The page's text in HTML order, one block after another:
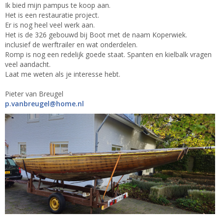
Ik bied mijn pampus te koop aan.
Het is een restauratie project.
Er is nog heel veel werk aan.
Het is de 326 gebouwd bij Boot met de naam Koperwiek.
inclusief de werftrailer en wat onderdelen.
Romp is nog een redelijk goede staat. Spanten en kielbalk vragen
veel aandacht.
Laat me weten als je interesse hebt.
Pieter van Breugel
leguerbnav.p@home.nl